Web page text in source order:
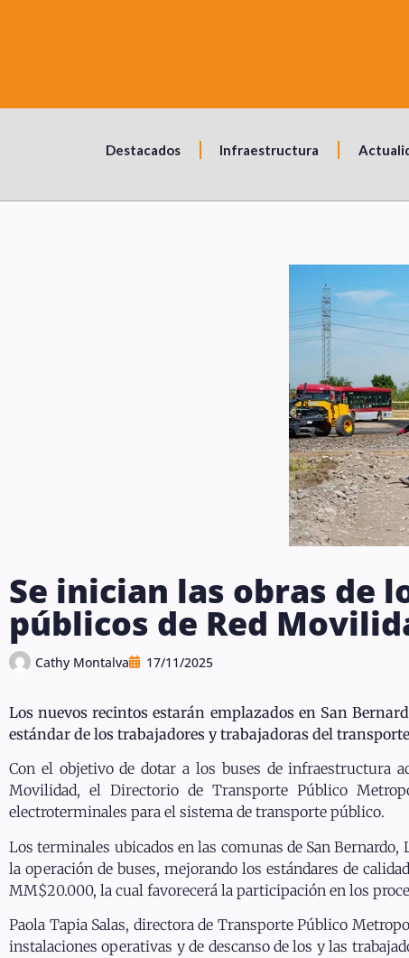
Destacados Infraestructura
Se inician las obras de
públicos de Red
Cathy Montalva 17/11/2025
Los nuevos recintos estarán emplazados en San
estándar de los trabajadores y trabajadoras del
Con el objetivo de dotar a los buses de infraestructura
Movilidad, el Directorio de Transporte Público
electroterminales para el sistema de transporte público.
Los terminales ubicados en las comunas de San
la operación de buses, mejorando los estándares de
MM$20.000, la cual favorecerá la participación en los
Paola Tapia Salas, directora de Transporte Público
instalaciones operativas y de descanso de los y las